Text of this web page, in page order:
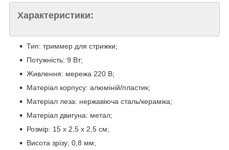
Характеристики:
Тип: триммер для стрижки;
Потужність: 9 Вт;
Живлення: мережа 220 В;
Матеріал корпусу: алюміній/пластик;
Матеріал леза: нержавіюча сталь/кераміка;
Матеріал двигуна: метал;
Розмір: 15 х 2,5 х 2,5 см;
Висота зрізу; 0,8 мм;